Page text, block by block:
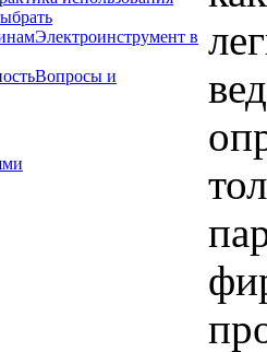
Электроинструмент в
Вопросы и